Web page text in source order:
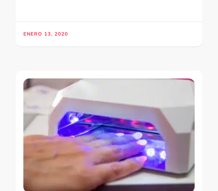
ENERO 13, 2020